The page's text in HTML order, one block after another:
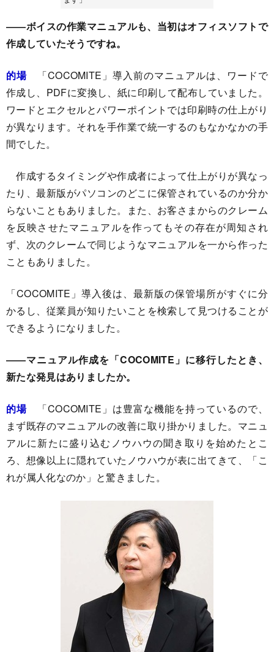
――ボイスの作業マニュアルも、当初はオフィスソフトで
作成していたそうですね。
的場「COCOMITE」導入前のマニュアルは、ワードで
作成し、PDFに変換し、紙に印刷して配布していました。
ワードとエクセルとパワーポイントでは印刷時の仕上がり
が異なります。それを手作業で統一するのもなかなかの手
間でした。
作成するタイミングや作成者によって仕上がりが異なっ
たり、最新版がパソコンのどこに保管されているのか分か
らないこともありました。また、お客さまからのクレーム
を反映させたマニュアルを作ってもその存在が周知され
ず、次のクレームで同じようなマニュアルを一から作った
こともありました。
「COCOMITE」導入後は、最新版の保管場所がすぐに分
かるし、従業員が知りたいことを検索して見つけることが
できるようになりました。
――マニュアル作成を「COCOMITE」に移行したとき、
新たな発見はありましたか。
的場「COCOMITE」は豊富な機能を持っているので、
まず既存のマニュアルの改善に取り掛かりました。マニュ
アルに新たに盛り込むノウハウの聞き取りを始めたとこ
ろ、想像以上に隠れていたノウハウが表に出てきて、「こ
れが属人化なのか」と驚きました。